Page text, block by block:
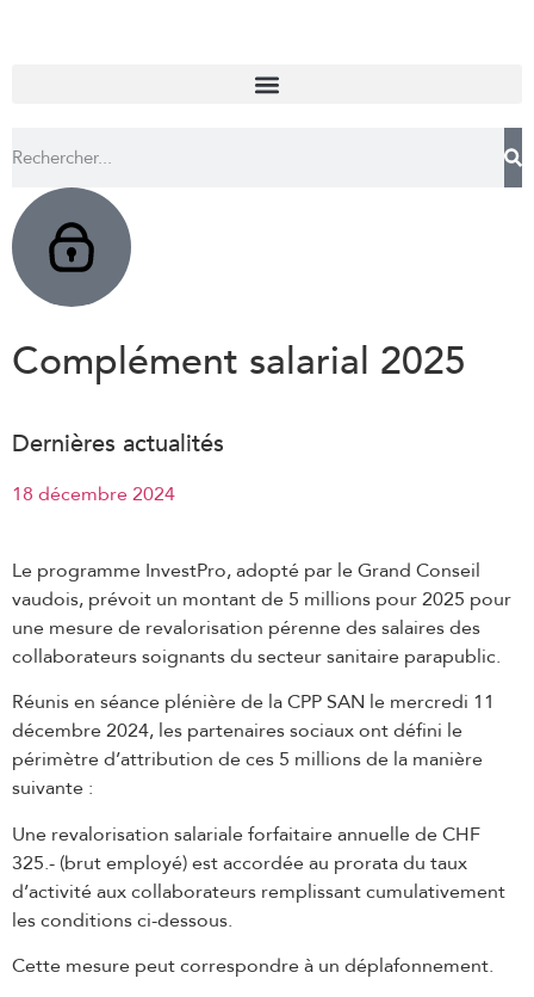
Complément salarial 2025
Dernières actualités
18 décembre 2024
Le programme InvestPro, adopté par le Grand Conseil
vaudois, prévoit un montant de 5 millions pour 2025 pour
une mesure de revalorisation pérenne des salaires des
collaborateurs soignants du secteur sanitaire parapublic.
Réunis en séance plénière de la CPP SAN le mercredi 11
décembre 2024, les partenaires sociaux ont défini le
périmètre d’attribution de ces 5 millions de la manière
suivante :
Une revalorisation salariale forfaitaire annuelle de CHF
325.- (brut employé) est accordée au prorata du taux
d’activité aux collaborateurs remplissant cumulativement
les conditions ci-dessous.
Cette mesure peut correspondre à un déplafonnement.